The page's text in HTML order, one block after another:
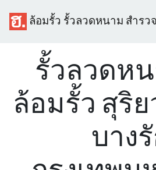
ล้อมรั้ว รั้วลวดหนาม สำร
รั้วลวดห
ล้อมรั้ว สุริย
บาง